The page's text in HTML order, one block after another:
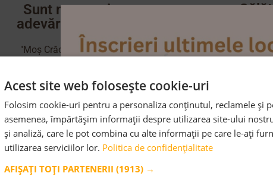
Sunt mama și tata cu
adevărat Moș Crăciun?
"Moș Crăciun este iubire și magie,
Acest site web folosește cookie-uri
Folosim cookie-uri pentru a personaliza conținutul, reclamele și
asemenea, împărtășim informații despre utilizarea site-ului
și analiză, care le pot combina cu alte informații pe care le-ați
utilizarea serviciilor lor. Politica de confidențialitate
AFIȘAȚI TOȚI PARTENERII (1913) →